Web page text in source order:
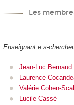
Les
Enseignant.e.s-
Jean-Luc Bernaud
Laurence
Valérie Cohen-
Lucile Cassé